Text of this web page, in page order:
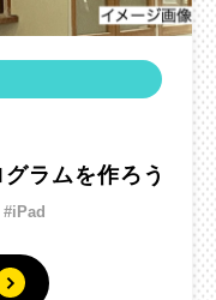
ラムを作ろう
#iPad